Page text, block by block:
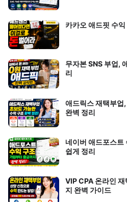
카카오 애드핏 수
무자본 SNS 부업,
리
애드릭스 재택부업
완벽 정리
네이버 애드포스트
쉽게 정리
VIP CPA 온라인
지 완벽 가이드